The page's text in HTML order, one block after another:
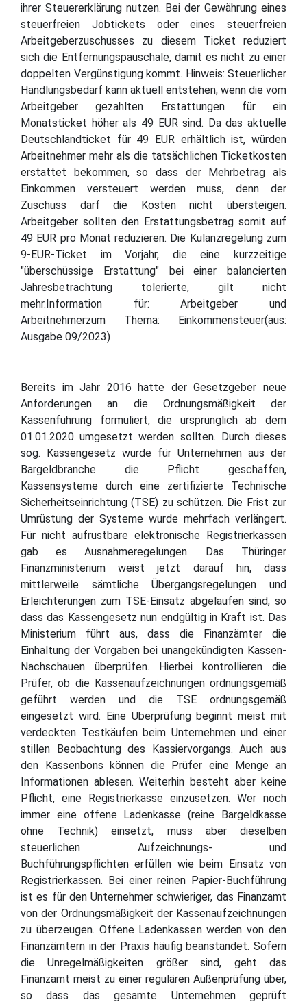
ihrer Steuererklärung nutzen. Bei der Gewährung eines
steuerfreien Jobtickets oder eines steuerfreien
Arbeitgeberzuschusses zu diesem Ticket reduziert
sich die Entfernungspauschale, damit es nicht zu einer
doppelten Vergünstigung kommt. Hinweis: Steuerlicher
Handlungsbedarf kann aktuell entstehen, wenn die vom
Arbeitgeber gezahlten Erstattungen für ein
Monatsticket höher als 49 EUR sind. Da das aktuelle
Deutschlandticket für 49 EUR erhältlich ist, würden
Arbeitnehmer mehr als die tatsächlichen Ticketkosten
erstattet bekommen, so dass der Mehrbetrag als
Einkommen versteuert werden muss, denn der
Zuschuss darf die Kosten nicht übersteigen.
Arbeitgeber sollten den Erstattungsbetrag somit auf
49 EUR pro Monat reduzieren. Die Kulanzregelung zum
9-EUR-Ticket im Vorjahr, die eine kurzzeitige
"überschüssige Erstattung" bei einer balancierten
Jahresbetrachtung tolerierte, gilt nicht
mehr.Information für: Arbeitgeber und
Arbeitnehmerzum Thema: Einkommensteuer(aus:
Ausgabe 09/2023)
Bereits im Jahr 2016 hatte der Gesetzgeber neue
Anforderungen an die Ordnungsmäßigkeit der
Kassenführung formuliert, die ursprünglich ab dem
01.01.2020 umgesetzt werden sollten. Durch dieses
sog. Kassengesetz wurde für Unternehmen aus der
Bargeldbranche die Pflicht geschaffen,
Kassensysteme durch eine zertifizierte Technische
Sicherheitseinrichtung (TSE) zu schützen. Die Frist zur
Umrüstung der Systeme wurde mehrfach verlängert.
Für nicht aufrüstbare elektronische Registrierkassen
gab es Ausnahmeregelungen. Das Thüringer
Finanzministerium weist jetzt darauf hin, dass
mittlerweile sämtliche Übergangsregelungen und
Erleichterungen zum TSE-Einsatz abgelaufen sind, so
dass das Kassengesetz nun endgültig in Kraft ist. Das
Ministerium führt aus, dass die Finanzämter die
Einhaltung der Vorgaben bei unangekündigten Kassen-
Nachschauen überprüfen. Hierbei kontrollieren die
Prüfer, ob die Kassenaufzeichnungen ordnungsgemäß
geführt werden und die TSE ordnungsgemäß
eingesetzt wird. Eine Überprüfung beginnt meist mit
verdeckten Testkäufen beim Unternehmen und einer
stillen Beobachtung des Kassiervorgangs. Auch aus
den Kassenbons können die Prüfer eine Menge an
Informationen ablesen. Weiterhin besteht aber keine
Pflicht, eine Registrierkasse einzusetzen. Wer noch
immer eine offene Ladenkasse (reine Bargeldkasse
ohne Technik) einsetzt, muss aber dieselben
steuerlichen Aufzeichnungs- und
Buchführungspflichten erfüllen wie beim Einsatz von
Registrierkassen. Bei einer reinen Papier-Buchführung
ist es für den Unternehmer schwieriger, das Finanzamt
von der Ordnungsmäßigkeit der Kassenaufzeichnungen
zu überzeugen. Offene Ladenkassen werden von den
Finanzämtern in der Praxis häufig beanstandet. Sofern
die Unregelmäßigkeiten größer sind, geht das
Finanzamt meist zu einer regulären Außenprüfung über,
so dass das gesamte Unternehmen geprüft